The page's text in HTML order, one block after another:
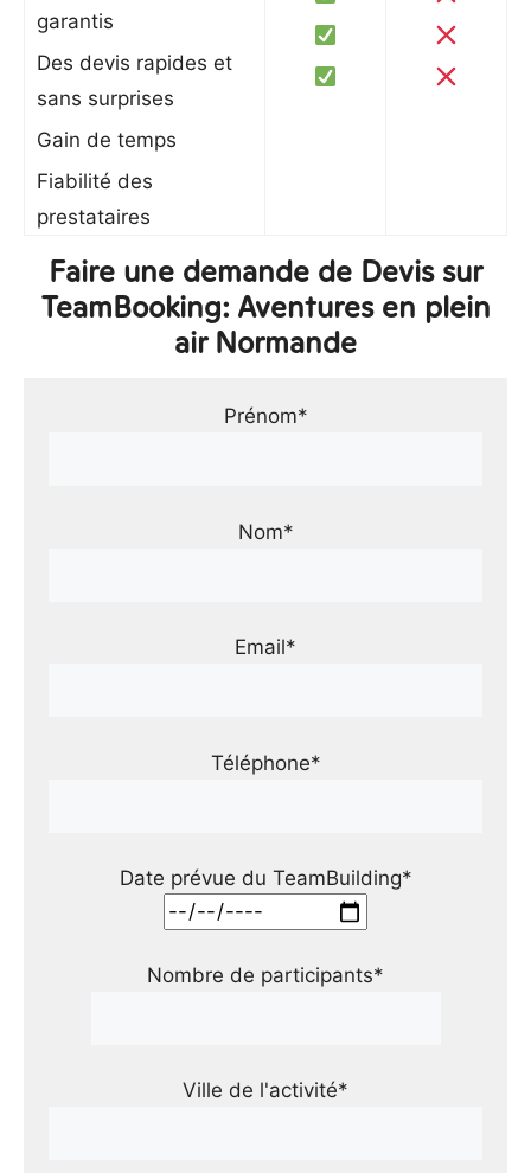
garantis
Des devis rapides et
sans surprises
Gain de temps
Fiabilité des
prestataires
Faire une demande de Devis sur
TeamBooking: Aventures en plein
air Normande
Prénom*
Nom*
Email*
Téléphone*
Date prévue du TeamBuilding*
Nombre de participants*
Ville de l'activité*